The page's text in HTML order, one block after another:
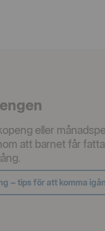
eller
att barnet får
– tips för att komma